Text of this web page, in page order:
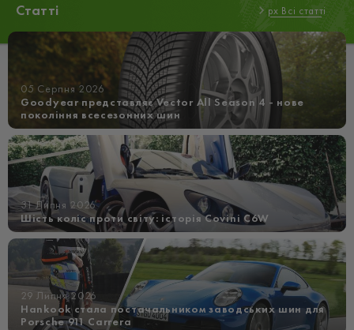
Статті px Всі статті
05 Серпня 2026
Goodyear представляє Vector All Season 4 - нове
покоління всесезонних шин
31 Липня 2026
Шість коліс проти світу: історія Covini C6W
29 Липня 2026
Hankook стала постачальником заводських шин для
Porsche 911 Carrera